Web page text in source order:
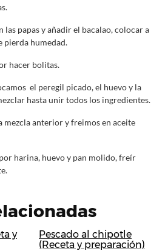
las papas y añadir el bacalao, colocar a
pierda humedad.
hacer bolitas.
el peregil picado, el huevo y la
hasta unir todos los ingredientes.
mezcla anterior y freimos en aceite
harina, huevo y pan molido, freír
y
Pescado al chipotle
(Receta y preparación)